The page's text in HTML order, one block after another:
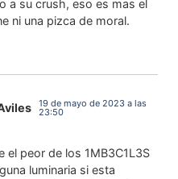
a su crush, eso es mas el
ni una pizca de moral.
19 de mayo de 2023 a las
23:50
el peor de los 1MB3C1L3S
luminaria si esta